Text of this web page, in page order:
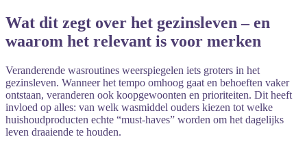
Wat dit zegt over het gezinsleven –en
waarom het relevant is voor merken
Veranderende wasroutines weerspiegelen iets groters in het
gezinsleven. Wanneerhet tempo omhoog gaat en behoeften vaker
ontstaan, veranderen ook koopgewoonten en prioriteiten. Dit heeft
invloed op alles: van welk wasmiddel ouders kiezen tot welke
huishoudproducten echte “must-haves” worden om het dagelijks
leven draaiende te houden.